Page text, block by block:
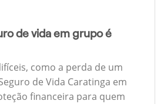
de vida em grupo é
como a perda de um
de Vida Caratinga em
financeira para quem